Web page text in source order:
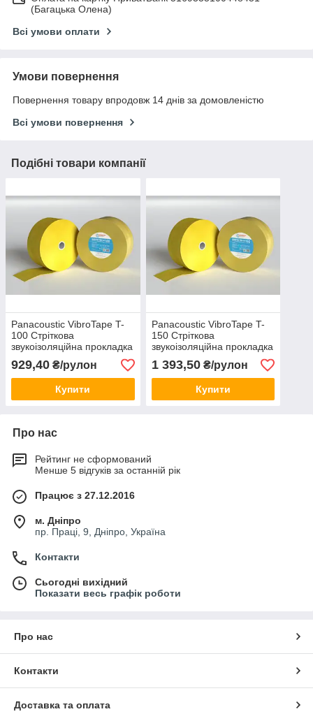
(Багацька Олена)
Всі умови оплати
Умови повернення
Повернення товару впродовж 14 днів за домовленістю
Всі умови повернення
Подібні товари компанії
Panacoustic VibroTape T-
100 Стріткова
звукоізоляційна прокладка
929,40 ₴/рулон
Купити
Panacoustic VibroTape T-
150 Стріткова
звукоізоляційна прокладка
1 393,50₴/рулон
Купити
Про нас
Рейтинг не сформований
Менше 5 відгуків за останній рік
Працює з 27.12.2016
м. Дніпро
пр. Праці, 9, Дніпро, Україна
Контакти
Сьогодні вихідний
Показати весь графік роботи
Про нас
Контакти
Доставка та оплата